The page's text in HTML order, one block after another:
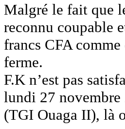
Malgré le fait que
reconnu coupable
francs CFA
ferme.
F.K n’est pas
lundi 27 novembre
(TGI Ouaga II), là